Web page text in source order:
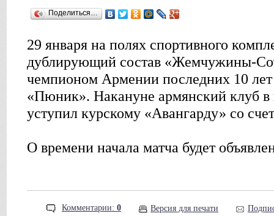
Поделиться…
29 января на полях спортивного
дублирующий состав «Жемчужины-
чемпионом Армении последних 10
«Пюник». Накануне армянский клуб в
уступил курскому «Авангарду» со
О времени начала матча будет
Комментарии: 0 Версия для печати